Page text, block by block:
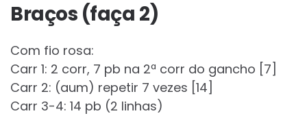
Braços (faça 2)
Com fio rosa:
Carr 1: 2 corr, 7 pb na 2ª corr do gancho [7]
Carr 2: (aum) repetir 7 vezes [14]
Carr 3-4: 14 pb (2 linhas)